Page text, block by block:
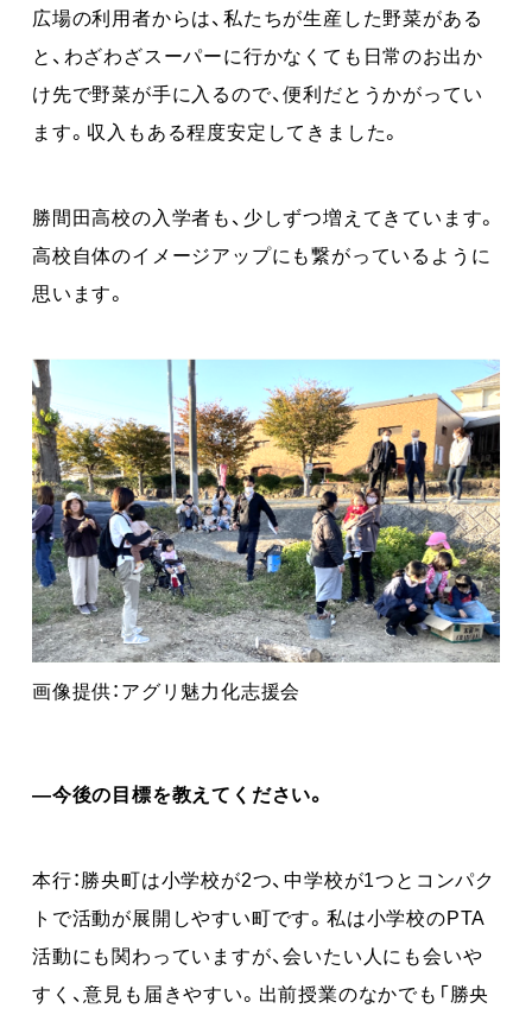
広場の利用者からは、私たちが生産した野菜がある
と、わざわざスーパーに行かなくても日常のお出か
け先で野菜が手に入るので、便利だとうかがってい
ます。収入もある程度安定してきました。
勝間田高校の入学者も、少しずつ増えてきています。
高校自体のイメージアップにも繋がっているように
思います。
画像提供：アグリ魅力化志援会
―今後の目標を教えてください。
本行：勝央町は小学校が2つ、中学校が1つとコンパク
トで活動が展開しやすい町です。私は小学校のPTA
活動にも関わっていますが、会いたい人にも会いや
すく、意見も届きやすい。出前授業のなかでも「勝央